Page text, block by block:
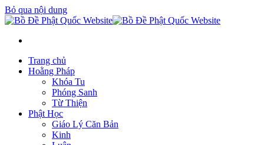
Bỏ qua nội dung
Trang chủ
Hoằng Pháp
Khóa Tu
Phóng Sanh
Từ Thiện
Phật Học
Giáo Lý Căn Bản
Kinh